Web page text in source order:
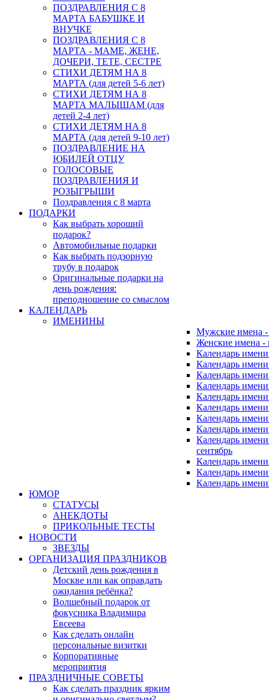
ПОЗДРАВЛЕНИЯ С 8
МАРТА БАБУШКЕ И
ВНУЧКЕ
ПОЗДРАВЛЕНИЯ С 8
МАРТА - МАМЕ, ЖЕНЕ,
ДОЧЕРИ, ТЕТЕ, СЕСТРЕ
СТИХИ ДЕТЯМ НА 8
МАРТА (для детей 5-6 лет)
СТИХИ ДЕТЯМ НА 8
МАРТА МАЛЫШАМ (для
детей 2-4 лет)
СТИХИ ДЕТЯМ НА 8
МАРТА (для детей 9-10 лет)
ПОЗДРАВЛЕНИЕ НА
ЮБИЛЕЙ ОТЦУ
ГОЛОСОВЫЕ
ПОЗДРАВЛЕНИЯ И
РОЗЫГРЫШИ
Поздравления с 8 марта
ПОДАРКИ
Как выбрать хороший
подарок?
Автомобильные подарки
Как выбрать подзорную
трубу в подарок
Оригинальные подарки на
день рождения:
преподношение со смыслом
КАЛЕНДАРЬ
ИМЕНИНЫ
Мужские имена
Женские имена
Календарь
Календарь
Календарь
Календарь
Календарь
Календарь
Календарь
Календарь
Календарь
сентябрь
Календарь
Календарь
Календарь
ЮМОР
СТАТУСЫ
АНЕКДОТЫ
ПРИКОЛЬНЫЕ ТЕСТЫ
НОВОСТИ
ЗВЕЗДЫ
ОРГАНИЗАЦИЯ ПРАЗДНИКОВ
Детский день рождения в
Москве или как оправдать
ожидания ребёнка?
Волшебный подарок от
фокусника Владимира
Евсеева
Как сделать онлайн
персональные визитки
Корпоративные
мероприятия
ПРАЗДНИЧНЫЕ СОВЕТЫ
Как сделать праздник ярким